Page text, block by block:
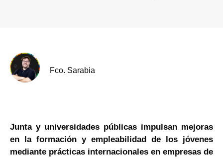
Fco. Sarabia
Junta y universidades públicas impulsan mejoras
en la formación y empleabilidad de los jóvenes
mediante prácticas internacionales en empresas de